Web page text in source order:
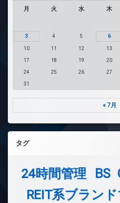
月 火 水 木
3 4 5 6
10 11 12 13
17 18 19 20
24 25 26 27
31
« 7月
タグ
24時間管理 BS
REIT系ブラン